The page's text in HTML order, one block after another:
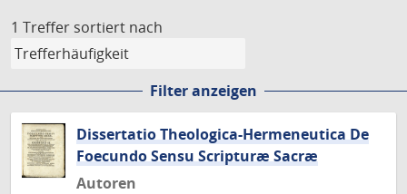
1 Treffer sortiert nach
Filter anzeigen
Dissertatio Theologica-Hermeneutica De
Foecundo Sensu Scripturæ Sacræ
Autoren